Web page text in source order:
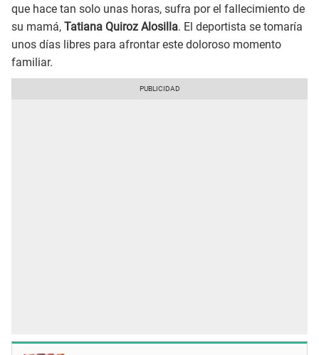
que hace tan solo unas horas, sufra por el fallecimiento de
su mamá, Tatiana Quiroz Alosilla. El deportista se tomaría
unos días libres para afrontar este doloroso momento
familiar.